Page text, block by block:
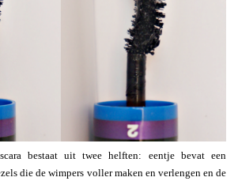
bestaat uit twee helften: eentje bevat een
die de wimpers voller maken en verlengen en de